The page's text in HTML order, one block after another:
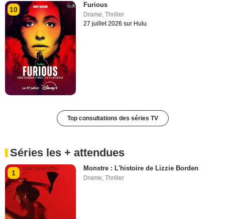
10
Furious
Drame ,Thriller
27 juillet 2026 sur Hulu
Top consultations des séries TV
Séries les + attendues
1
Monstre : L'histoire de Lizzie Borden
Drame,Thriller